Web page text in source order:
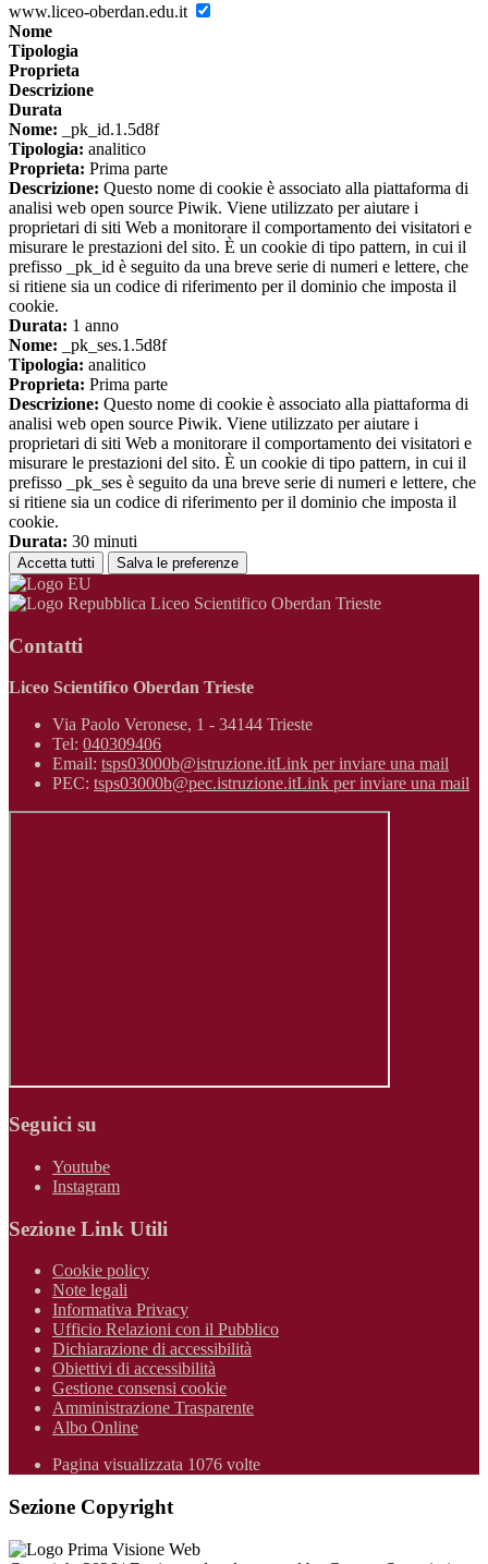
www.liceo-oberdan.edu.it
Nome
Tipologia
Proprieta
Descrizione
Durata
Nome: _pk_id.1.5d8f
Tipologia: analitico
Proprieta: Prima parte
Descrizione: Questo nome di cookie è associato alla piattaforma di
analisi web open source Piwik. Viene utilizzato per aiutare i
proprietari di siti Web a monitorare il comportamento dei visitatori e
misurare le prestazioni del sito. È un cookie di tipo pattern, in cui il
prefisso _pk_id è seguito da una breve serie di numeri e lettere, che
si ritiene sia un codice di riferimento per il dominio che imposta il
cookie.
Durata: 1 anno
Nome: _pk_ses.1.5d8f
Tipologia: analitico
Proprieta: Prima parte
Descrizione: Questo nome di cookie è associato alla piattaforma di
analisi web open source Piwik. Viene utilizzato per aiutare i
proprietari di siti Web a monitorare il comportamento dei visitatori e
misurare le prestazioni del sito. È un cookie di tipo pattern, in cui il
prefisso _pk_ses è seguito da una breve serie di numeri e lettere, che
si ritiene sia un codice di riferimento per il dominio che imposta il
cookie.
Durata: 30 minuti
Accetta tutti Salva le preferenze
Liceo Scientifico Oberdan Trieste
Contatti
Liceo Scientifico Oberdan Trieste
Via Paolo Veronese, 1 - 34144 Trieste
Tel: 040309406
Email: tsps03000b@istruzione.itLink per inviare una mail
PEC: tsps03000b@pec.istruzione.itLink per inviare una mail
Seguici su
Youtube
Instagram
Sezione Link Utili
Cookie policy
Note legali
Informativa Privacy
Ufficio Relazioni con il Pubblico
Dichiarazione di accessibilità
Obiettivi di accessibilità
Gestione consensi cookie
Amministrazione Trasparente
Albo Online
Pagina visualizzata 1076 volte
Sezione Copyright